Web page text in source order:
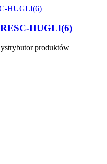
HUGLI(6)